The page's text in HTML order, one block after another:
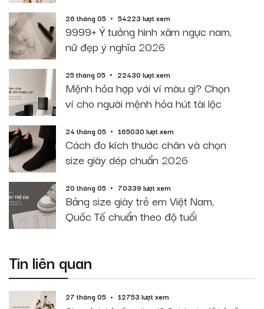
26 tháng 05 54223 lượt xem
9999+ Ý tưởng hình xăm ngực nam,
nữ đẹp ý nghĩa 2026
25 tháng 05 22430 lượt xem
Mệnh hỏa hợp với ví màu gì? Chọn
ví cho người mệnh hỏa hút tài lộc
24 tháng 05 165030 lượt xem
Cách đo kích thước chân và chọn
size giày dép chuẩn 2026
20 tháng 05 70339 lượt xem
Bảng size giày trẻ em Việt Nam,
Quốc Tế chuẩn theo độ tuổi
Tin liên quan
27 tháng 05 12753 lượt xem